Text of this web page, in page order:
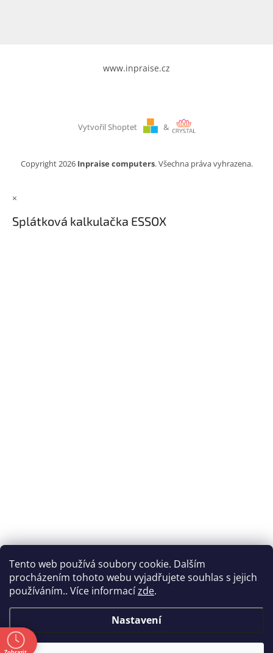
Tento web používá soubory cookie. Dalším
procházením tohoto webu vyjadřujete souhlas s jejich
používáním.. Více informacízde.
Nastavení
www.inpraise.cz
Vytvořil Shoptet &
Copyright 2026 Inpraise computers. Všechna práva vyhrazena.
×
Splátková kalkulačka ESSOX